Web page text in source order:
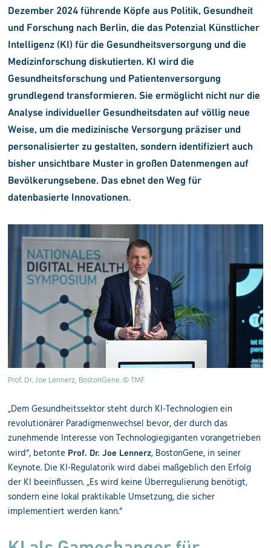
Dezember 2024 führende Köpfe aus Politik, Gesundheit
und Forschung nach Berlin, die das Potenzial Künstlicher
Intelligenz (KI) für die Gesundheitsversorgung und die
Medizinforschung diskutierten. KI wird die
Gesundheitsforschung und Patientenversorgung
grundlegend transformieren. Sie ermöglicht nicht nur die
Analyse individueller Gesundheitsdaten auf völlig neue
Weise, um die medizinische Versorgung präziser und
personalisierter zu gestalten, sondern identifiziert auch
bisher unsichtbare Muster in großen Datenmengen auf
Bevölkerungsebene. Das ebnet den Weg für
datenbasierte Innovationen.
Prof. Dr. Joe Lennerz, BostonGene. © TMF
„Dem Gesundheitssektor steht durch KI-Technologien ein
revolutionärer Paradigmenwechsel bevor, der durch das
zunehmende Interesse von Technologiegiganten vorangetrieben
wird“, betonte Prof. Dr. Joe Lennerz, BostonGene, in seiner
Keynote. Die KI-Regulatorik wird dabei maßgeblich den Erfolg
der KI beeinflussen. „Es wird keine Überregulierung benötigt,
sondern eine lokal praktikable Umsetzung, die sicher
implementiert werden kann.“